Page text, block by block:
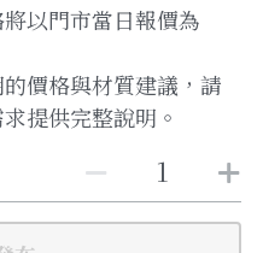
以門市當日報價為
價格與材質建議，請
提供完整說明。